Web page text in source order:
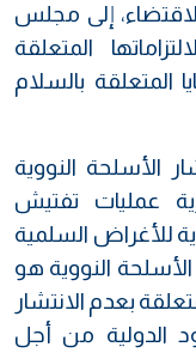
إلى مجلس
المتعلقة
المتعلقة بالسلام
لحظر انتشار الأسلحة النووية
عمليات تفتيش
للأغراض السلمية
النووية هو
بعدم الانتشار
الدولية من أجل